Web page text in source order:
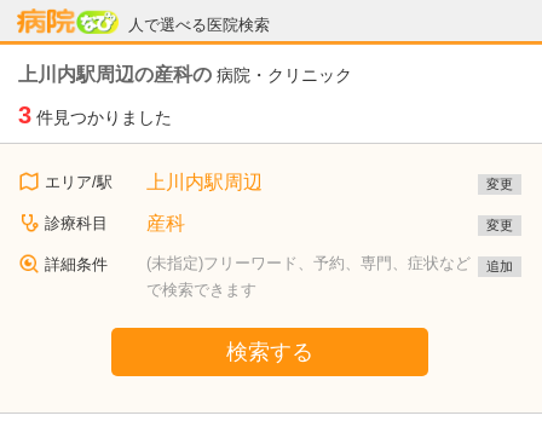
人で選べる医院検索
病院なび
上川内駅周辺の産科の 病院・クリニック
3 件見つかりました
エリア/駅 上川内駅周辺 変更
診療科目 産科 変更
詳細条件
(未指定)フリーワード、予約、専門、症状など
で検索できます
追加
検索する